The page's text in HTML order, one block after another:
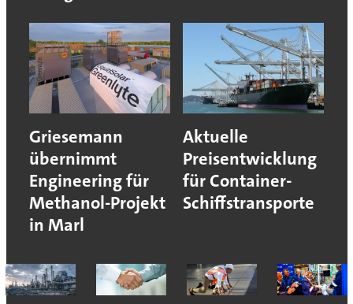
Griesemann
übernimmt
Engineering für
Methanol-Projekt
in Marl
Aktuelle
Preisentwicklung
für Container-
Schiffstransporte